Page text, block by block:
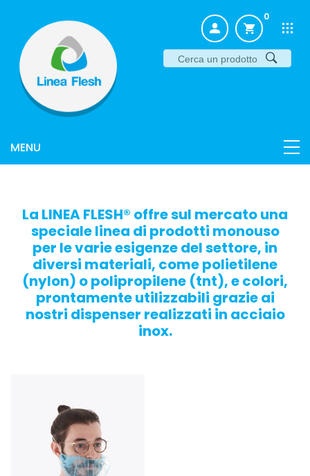
0
La LINEA FLESH® offre sul mercato una
speciale linea di prodotti monouso
per le varie esigenze del settore, in
diversi materiali, come polietilene
(nylon) o polipropilene (tnt), e colori,
prontamente utilizzabili grazie ai
nostri dispenser realizzati in acciaio
inox.